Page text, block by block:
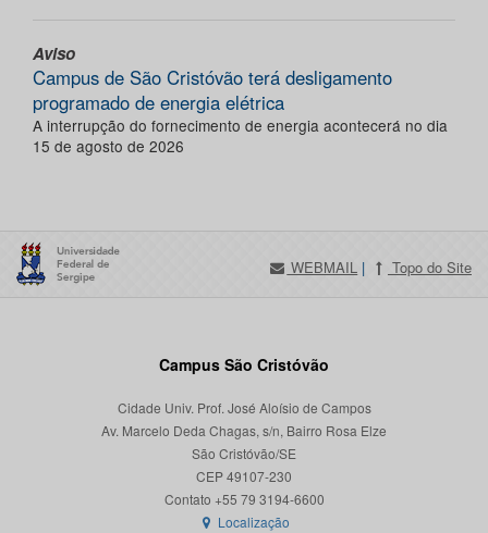
Aviso
Campus de São Cristóvão terá desligamento
programado de energia elétrica
A interrupção do fornecimento de energia acontecerá no dia
15 de agosto de 2026
WEBMAIL | Topo do Site
Campus São Cristóvão
Cidade Univ. Prof. José Aloísio de Campos
Av. Marcelo Deda Chagas, s/n, Bairro Rosa Elze
São Cristóvão/SE
CEP 49107-230
Localização